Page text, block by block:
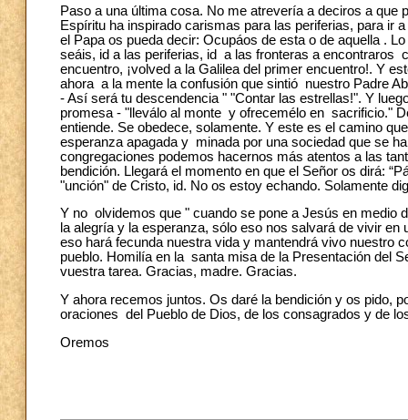
Paso a una última cosa. No me atrevería a deciros a que
Espíritu ha inspirado carismas para las periferias, para ir
el Papa os pueda decir: Ocupáos de esta o de aquella .
seáis, id a las periferias, id a las fronteras a encontraros
encuentro, ¡volved a la Galilea del primer encuentro!. Y
ahora a la mente la confusión que sintió nuestro Padre
- Así será tu descendencia " "Contar las estrellas!". Y
promesa - "lleválo al monte y ofrecemélo en sacrificio."
entiende. Se obedece, solamente. Y este es el camino
esperanza apagada y minada por una sociedad que se
congregaciones podemos hacernos más atentos a las
bendición. Llegará el momento en que el Señor os dirá:
"unción" de Cristo, id. No os estoy echando. Solamente
Y no olvidemos que " cuando se pone a Jesús en medio
la alegría y la esperanza, sólo eso nos salvará de vivir
eso hará fecunda nuestra vida y mantendrá vivo nuestro
pueblo. Homilía en la santa misa de la Presentación del
vuestra tarea. Gracias, madre. Gracias.
Y ahora recemos juntos. Os daré la bendición y os pido,
oraciones del Pueblo de Dios, de los consagrados y de
Oremos